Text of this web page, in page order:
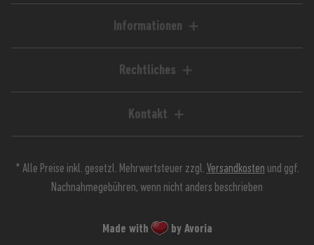
Magazin / Blog
Informationen
Kundenkonto
Lieferzeiten
Jugendschutz
Rechtliches
AGB
Datenschutz
Kundeninfos
Kontakt
Avoria GmbH
90574 Roßtal
Live-Chat Support
* Alle Preise inkl. gesetzl. Mehrwertsteuer zzgl. Versandkosten und ggf.
Nachnahmegebühren, wenn nicht anders beschrieben
Made with by Avoria